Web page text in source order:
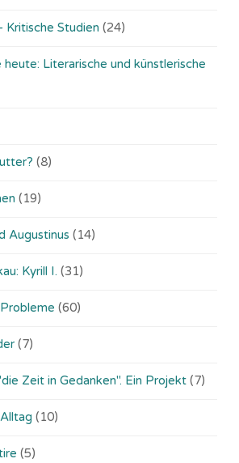
Kritische Studien (24)
Literarische und künstlerische
(8)
(19)
Augustinus (14)
Kyrill I. (31)
(60)
(7)
Zeit in Gedanken". Ein Projekt (7)
(10)
(5)